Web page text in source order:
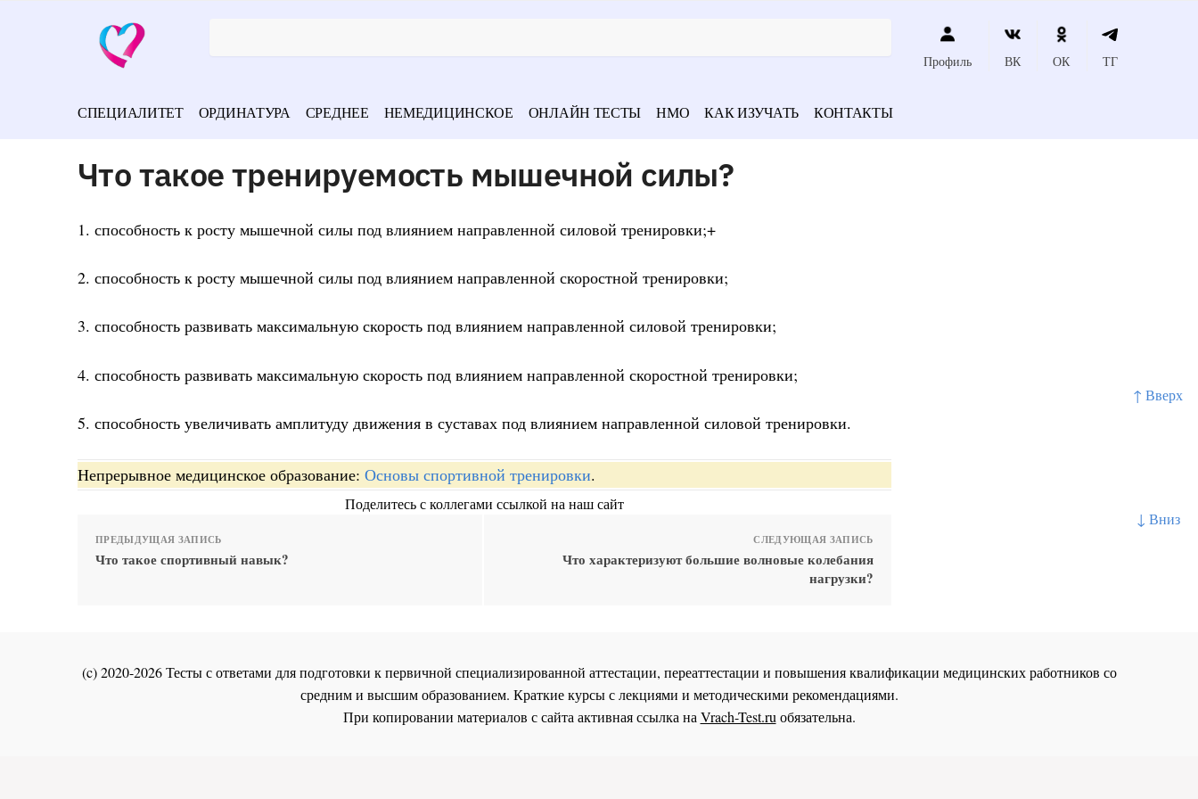
↑ Вверх
↓ Вниз
Профиль ВК ОК ТГ
СПЕЦИАЛИТЕТ ОРДИНАТУРА СРЕДНЕЕ НЕМЕДИЦИНСКОЕ ОНЛАЙН ТЕСТЫ НМО КАК ИЗУЧАТЬ КОНТАКТЫ
Что такое тренируемость мышечной силы?
1. способность к росту мышечной силы под влиянием направленной силовой тренировки;+
2. способность к росту мышечной силы под влиянием направленной скоростной тренировки;
3. способность развивать максимальную скорость под влиянием направленной силовой тренировки;
4. способность развивать максимальную скорость под влиянием направленной скоростной тренировки;
5. способность увеличивать амплитуду движения в суставах под влиянием направленной силовой тренировки.
Непрерывное медицинское образование: Основы спортивной тренировки.
Поделитесь с коллегами ссылкой на наш сайт
ПРЕДЫДУЩАЯ ЗАПИСЬ
Что такое спортивный навык?
СЛЕДУЮЩАЯ ЗАПИСЬ
Что характеризуют большие волновые колебания
нагрузки?
(c) 2020-2026 Тесты с ответами для подготовки к первичной специализированной аттестации, переаттестации и повышения квалификации медицинских работников со
средним и высшим образованием. Краткие курсы с лекциями и методическими рекомендациями.
При копировании материалов с сайта активная ссылка на Vrach-Test.ru обязательна.